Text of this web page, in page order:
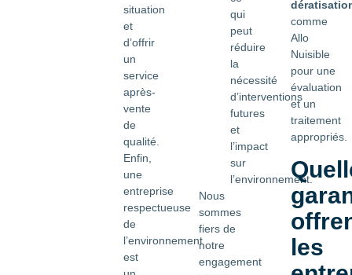
situation
et
d’offrir
un
service
après-
vente
de
qualité.
Enfin,
une
entreprise
respectueuse
de
l’environnement
est
qui
peut
réduire
la
nécessité
d’interventions
futures
et
l’impact
sur
l’environnement.
Nous
sommes
fiers de
notre
engagement
comme
Allo
Nuisible
pour une
évaluation
et un
traitement
appropriés.
les